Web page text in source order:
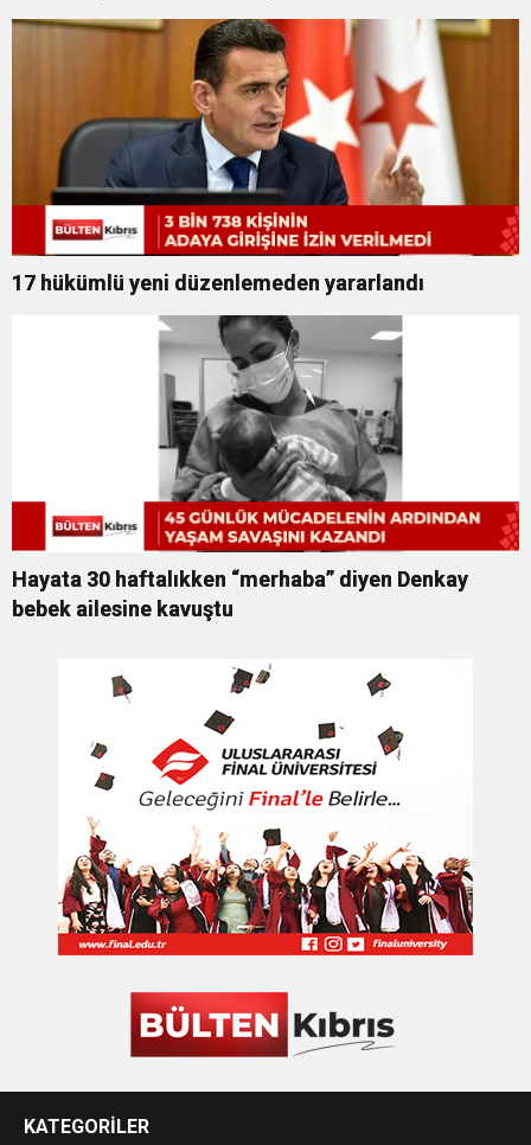
17 hükümlü yeni düzenlemeden yararlandı
Hayata 30 haftalıkken “merhaba” diyen Denkay
bebek ailesine kavuştu
KATEGORİLER